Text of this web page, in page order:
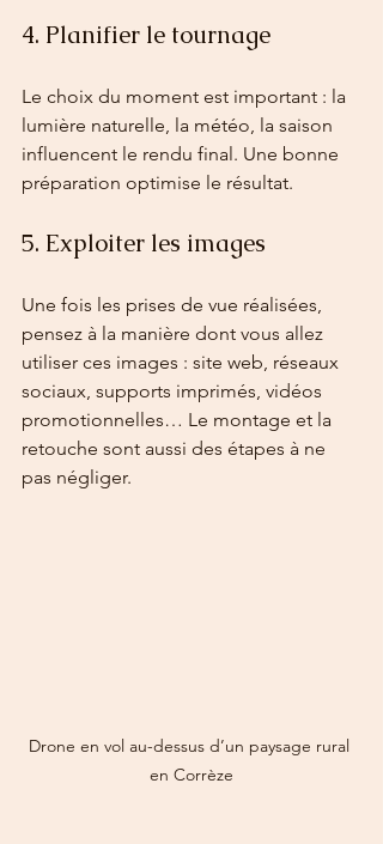
4. Planifier le tournage
Le choix du moment est important : la
lumière naturelle, la météo, la saison
influencent le rendu final. Une bonne
préparation optimise le résultat.
5. Exploiter les images
Une fois les prises de vue réalisées,
pensez à la manière dont vous allez
utiliser ces images : site web, réseaux
sociaux, supports imprimés, vidéos
promotionnelles… Le montage et la
retouche sont aussi des étapes à ne
pas négliger.
Drone en vol au-dessus d’un paysage rural
en Corrèze